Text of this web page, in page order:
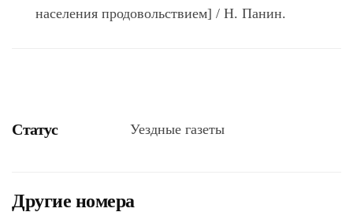
населения продовольствием] / Н. Панин.
Статус Уездные газеты
Другие номера